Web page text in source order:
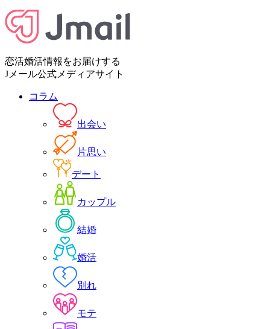
恋活婚活情報をお届けする
Jメール公式メディアサイト
コラム
出会い
片思い
デート
カップル
結婚
婚活
別れ
モテ